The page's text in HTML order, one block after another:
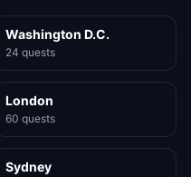
Washington D.C.
24 quests
London
60 quests
Sydney